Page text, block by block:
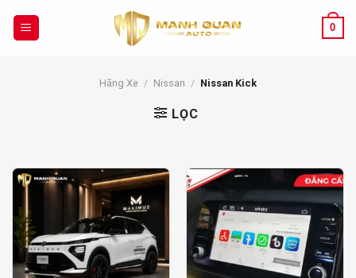
0
Hãng Xe / Nissan / Nissan Kick
LỌC